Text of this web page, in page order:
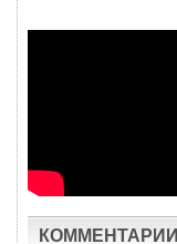
КОММЕНТАРИИ